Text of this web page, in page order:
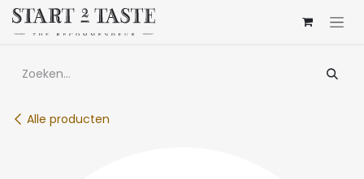
Overslaan naar inhoud
Alle producten